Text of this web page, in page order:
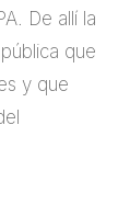
De allí la
que
y que